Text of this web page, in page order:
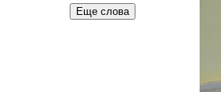
Еще слова